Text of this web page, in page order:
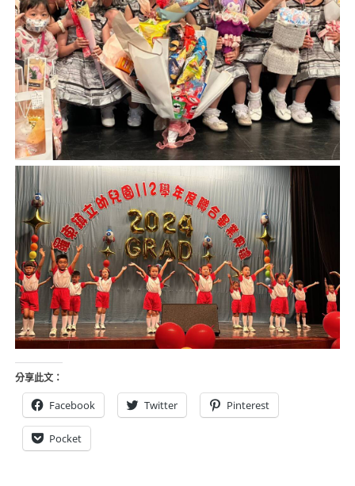
分享此文：
Facebook Twitter Pinterest
Pocket